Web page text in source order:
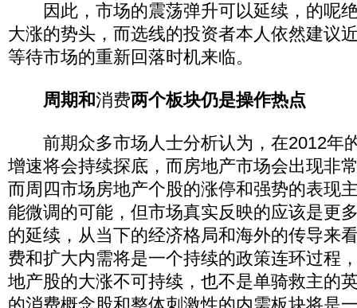
因此，市场的震荡弹升可以延续，的呢
大涨的势头，而选线的投资者本人依然建议
等待市场的重新回落时机来临。
周期和消费两个板块仍是操作热点
前期众多市场人士分析认为，在2012年
增速将会持续探底，而房地产市场会出现非
而周四市场房地产个股的涨停和强势的表现
能微调的可能，但市场真实反映的应该是更
的延续，从当下的经济格局和海外的传导来
费和扩大内需将是一个持续的政策连环过程
地产股的大涨不可持续，也不是单骑救主的